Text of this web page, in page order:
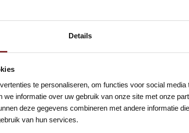
Details
te personaliseren, om functies voor social media
informatie over uw gebruik van onze site met onze
deze gegevens combineren met andere informatie
van hun services.
Uitgelichte vacatures